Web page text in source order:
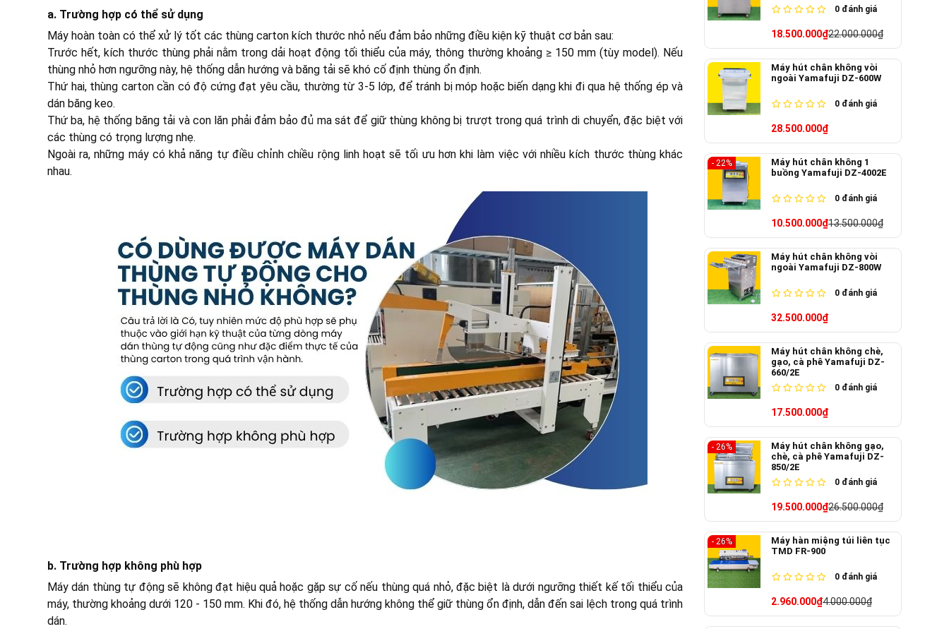
a. Trường hợp có thể sử dụng
Máy hoàn toàn có thể xử lý tốt các thùng carton kích thước nhỏ nếu đảm bảo những điều kiện kỹ thuật cơ bản sau:
Trước hết, kích thước thùng phải nằm trong dải hoạt động tối thiểu của máy, thông thường khoảng ≥ 150 mm (tùy model). Nếu
thùng nhỏ hơn ngưỡng này, hệ thống dẫn hướng và băng tải sẽ khó cố định thùng ổn định.
Thứ hai, thùng carton cần có độ cứng đạt yêu cầu, thường từ 3-5 lớp, để tránh bị móp hoặc biến dạng khi đi qua hệ thống ép và
dán băng keo.
Thứ ba, hệ thống băng tải và con lăn phải đảm bảo đủ ma sát để giữ thùng không bị trượt trong quá trình di chuyển, đặc biệt với
các thùng có trọng lượng nhẹ.
Ngoài ra, những máy có khả năng tự điều chỉnh chiều rộng linh hoạt sẽ tối ưu hơn khi làm việc với nhiều kích thước thùng khác
nhau.
b. Trường hợp không phù hợp
Máy dán thùng tự động sẽ không đạt hiệu quả hoặc gặp sự cố nếu thùng quá nhỏ, đặc biệt là dưới ngưỡng thiết kế tối thiểu của
máy, thường khoảng dưới 120 - 150 mm. Khi đó, hệ thống dẫn hướng không thể giữ thùng ổn định, dẫn đến sai lệch trong quá trình
dán.
0 đánh giá
18.500.000₫22.000.000₫
Máy hút chân không vòi
ngoài Yamafuji DZ-600W
0 đánh giá
28.500.000₫
- 22%
Máy hút chân không 1
buồng Yamafuji DZ-4002E
0 đánh giá
10.500.000₫13.500.000₫
Máy hút chân không vòi
ngoài Yamafuji DZ-800W
0 đánh giá
32.500.000₫
Máy hút chân không chè,
gạo, cà phê Yamafuji DZ-
660/2E
0 đánh giá
17.500.000₫
- 26%
Máy hút chân không gạo,
chè, cà phê Yamafuji DZ-
850/2E
0 đánh giá
19.500.000₫26.500.000₫
- 26%
Máy hàn miệng túi liên tục
TMD FR-900
0 đánh giá
2.960.000₫4.000.000₫